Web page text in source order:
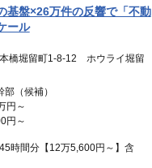
基盤×26万件の反響で「不動
ール
橋堀留町1-8-12 ホウライ堀留
（候補）
円～
円～
45時間分【12万5,600円～】含